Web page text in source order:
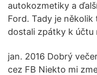
autokozmetiky a
Ford. Tady je
dostali zpátky k účtu
jan. 2016 Dobrý
cez FB Niekto mi